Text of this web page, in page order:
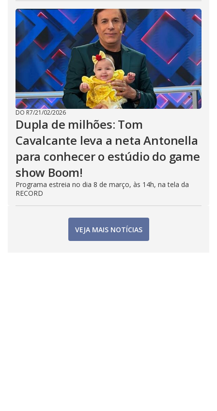
DO R7/21/02/2026
Dupla de milhões: Tom
Cavalcante leva a neta Antonella
para conhecer o estúdio do game
show Boom!
Programa estreia no dia 8 de março, às 14h, na tela da
RECORD
VEJA MAIS NOTÍCIAS